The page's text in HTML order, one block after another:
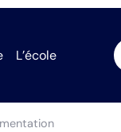
L’école